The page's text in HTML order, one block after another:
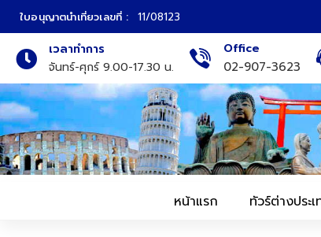
ใบอนุญาตนำเที่ยวเลขที่ : 11/08123
เวลาทำการ
จันทร์-ศุกร์ 9.00-17.30 น.
Office
02-907-3623
หน้าแรก ทัวร์ต่างประ
ทัวร์ญี่ปุ่น
ทัวร์เกาหลี
ทัวร์ยุโรป
ทัวร์สแกนดิเนเวีย
ภาคเหนือ
ภาคกลาง
ภาคอีสาน
ภาคตะวันตก